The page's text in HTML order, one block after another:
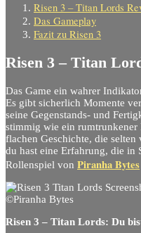
Risen 3 – Titan Lords
Das Gameplay
Fazit zu Risen 3
Risen 3 – Titan
Das Game ein wahrer
Es gibt sicherlich Momente
seine Gegenstands- und
stimmig wie ein rumtrunkener
flachen Geschichte, die
du hast eine Erfahrung, die in
Rollenspiel von Piranha Bytes
©Piranha Bytes
Risen 3 – Titan Lords: Du